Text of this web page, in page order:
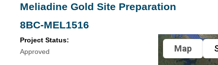
Meliadine Gold Site Preparation
8BC-MEL1516
Project Status:
Approved
Map